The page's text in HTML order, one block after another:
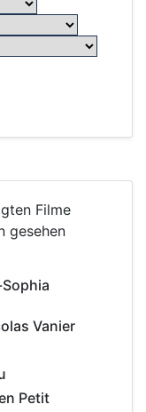
Filme
gesehen
Vanier
Petit